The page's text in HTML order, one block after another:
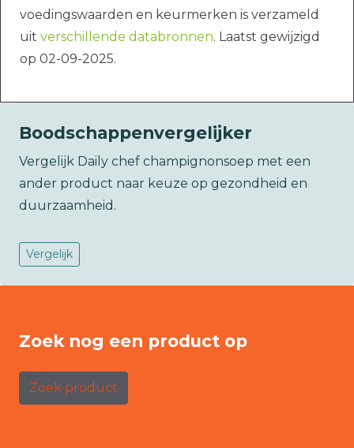
voedingswaarden en keurmerken is verzameld
uit verschillende databronnen. Laatst gewijzigd
op 02-09-2025.
Boodschappenvergelijker
Vergelijk Daily chef champignonsoep met een
ander product naar keuze op gezondheid en
duurzaamheid.
Vergelijk
Zoek nog een product op
Zoek product